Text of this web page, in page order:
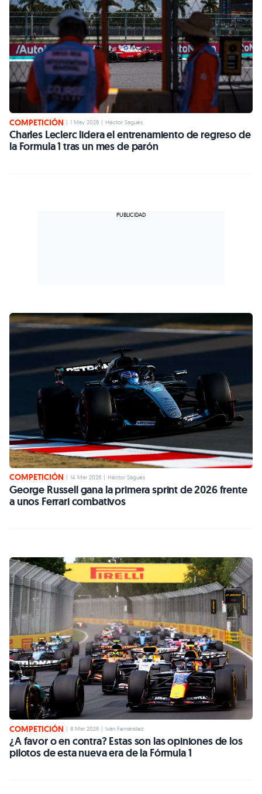
COMPETICIÓN | 1 May 2026 | Héctor Sagués
Charles Leclerc lidera el entrenamiento de regreso de
la Formula 1 tras un mes de parón
COMPETICIÓN | 14 Mar 2026 | Héctor Sagués
George Russell gana la primera sprint de 2026 frente
a unos Ferrari combativos
COMPETICIÓN 8 Mar 2026 Iván Fernández
¿A favor o en contra? Estas son las opiniones de los
pilotos de esta nueva era de la Fórmula 1